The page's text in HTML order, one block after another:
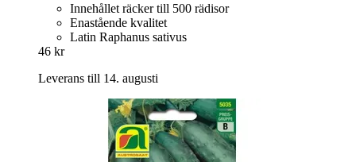
Innehållet räcker till 500 rädisor
Enastående kvalitet
Latin Raphanus sativus
46 kr
Leverans till 14. augusti